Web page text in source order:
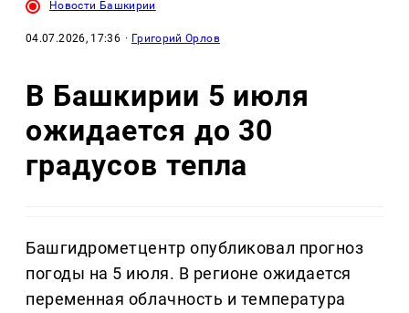
Новости Башкирии
04.07.2026, 17:36 · Григорий Орлов
В Башкирии 5 июля
ожидается до 30
градусов тепла
Башгидрометцентр опубликовал прогноз
погоды на 5 июля. В регионе ожидается
переменная облачность и температура